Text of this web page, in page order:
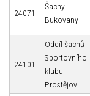
24071
Šachy
Bukovany
24101
Oddíl šachů
Sportovního
klubu
Prostějov